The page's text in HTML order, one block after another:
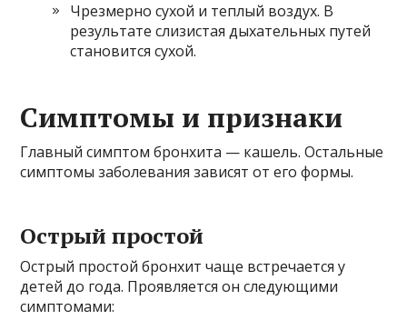
Чрезмерно сухой и теплый воздух. В
результате слизистая дыхательных путей
становится сухой.
Симптомы и признаки
Главный симптом бронхита — кашель. Остальные
симптомы заболевания зависят от его формы.
Острый простой
Острый простой бронхит чаще встречается у
детей до года. Проявляется он следующими
симптомами: